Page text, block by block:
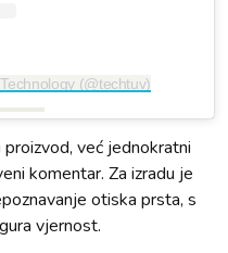
(@techtuv)
već jednokratni
komentar. Za izradu je
otiska prsta, s
vjernost.